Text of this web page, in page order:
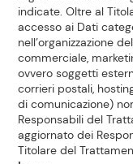
indicate. Oltre al
accesso ai Dati
nell’organizzazione
commerciale,
ovvero soggetti
corrieri postali,
di comunicazione)
Responsabili del
aggiornato dei
Titolare del